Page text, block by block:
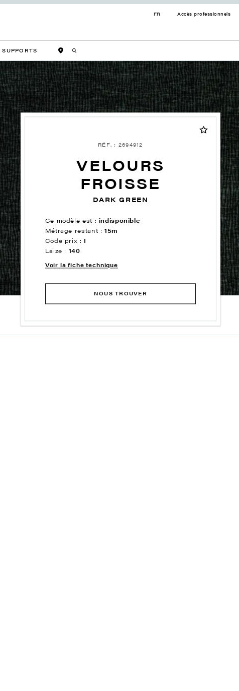
FR Accès professionnels
RÉF. : 2694912
VELOURS
FROISSE
DARK GREEN
Ce modèle est : indisponible
Métrage restant :15m
Code prix : I
Laize : 140
Voir la fiche technique
NOUS TROUVER